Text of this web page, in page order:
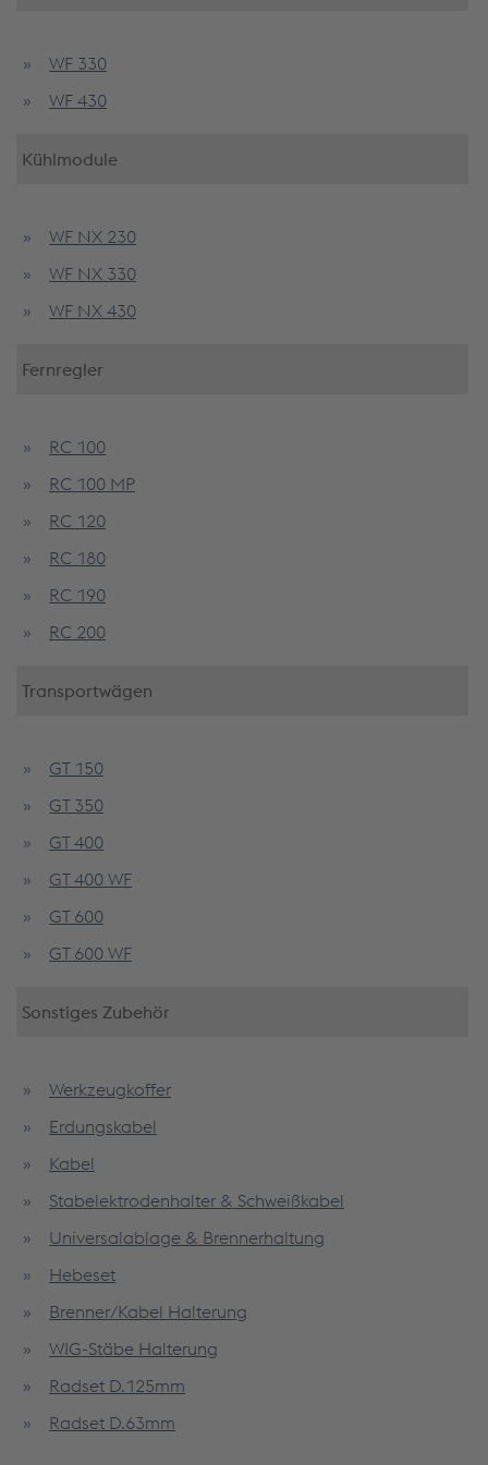
WF 330
WF 430
Kühlmodule
WF NX 230
WF NX 330
WF NX 430
Fernregler
RC 100
RC 100 MP
RC 120
RC 180
RC 190
RC 200
Transportwägen
GT 150
GT 350
GT 400
GT 400 WF
GT 600
GT 600 WF
Sonstiges Zubehör
Werkzeugkoffer
Erdungskabel
Kabel
Stabelektrodenhalter & Schweißkabel
Universalablage & Brennerhaltung
Hebeset
Brenner/Kabel Halterung
WIG-Stäbe Halterung
Radset D.125mm
Radset D.63mm